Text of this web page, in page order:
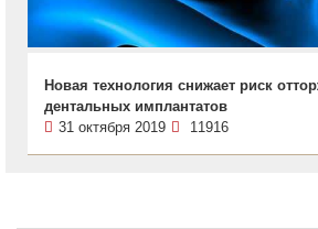
Новая технология снижает риск
дентальных имплантатов
31 октября 2019
11916